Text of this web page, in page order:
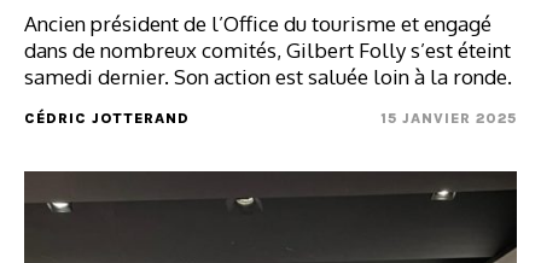
Ancien président de l’Office du tourisme et engagé
dans de nombreux comités, Gilbert Folly s’est éteint
samedi dernier. Son action est saluée loin à la ronde.
CÉDRIC JOTTERAND 15 JANVIER 2025